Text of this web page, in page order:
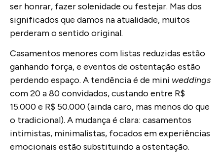
ser honrar, fazer solenidade ou festejar. Mas dos
significados que damos na atualidade, muitos
perderam o sentido original.
Casamentos menores com listas reduzidas estão
ganhando força, e eventos de ostentação estão
perdendo espaço. A tendência é de mini weddings
com 20 a 80 convidados, custando entre R$
15.000 e R$ 50.000 (ainda caro, mas menos do que
o tradicional). A mudança é clara: casamentos
intimistas, minimalistas, focados em experiências
emocionais estão substituindo a ostentação.